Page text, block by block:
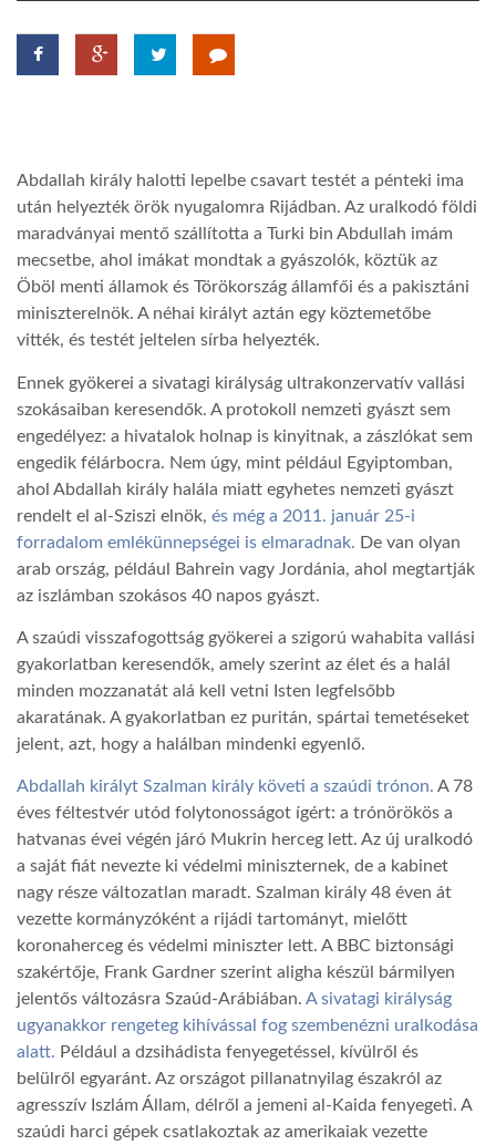
Abdallah király halotti lepelbe csavart testét a pénteki ima
után helyezték örök nyugalomra Rijádban. Az uralkodó földi
maradványai mentő szállította a Turki bin Abdullah imám
mecsetbe, ahol imákat mondtak a gyászolók, köztük az
Öböl menti államok és Törökország államfői és a pakisztáni
miniszterelnök. A néhai királyt aztán egy köztemetőbe
vitték, és testét jeltelen sírba helyezték.
Ennek gyökerei a sivatagi királyság ultrakonzervatív vallási
szokásaiban keresendők. A protokoll nemzeti gyászt sem
engedélyez: a hivatalok holnap is kinyitnak, a zászlókat sem
engedik félárbocra. Nem úgy, mint például Egyiptomban,
ahol Abdallah király halála miatt egyhetes nemzeti gyászt
rendelt el al-Sziszi elnök, és még a 2011. január 25-i
forradalom emlékünnepségei is elmaradnak. De van olyan
arab ország, például Bahrein vagy Jordánia, ahol megtartják
az iszlámban szokásos 40 napos gyászt.
A szaúdi visszafogottság gyökerei a szigorú wahabita vallási
gyakorlatban keresendők, amely szerint az élet és a halál
minden mozzanatát alá kell vetni Isten legfelsőbb
akaratának. A gyakorlatban ez puritán, spártai temetéseket
jelent, azt, hogy a halálban mindenki egyenlő.
Abdallah királyt Szalman király követi a szaúdi trónon. A 78
éves féltestvér utód folytonosságot ígért: a trónörökös a
hatvanas évei végén járó Mukrin herceg lett. Az új uralkodó
a saját fiát nevezte ki védelmi miniszternek, de a kabinet
nagy része változatlan maradt. Szalman király 48 éven át
vezette kormányzóként a rijádi tartományt, mielőtt
koronaherceg és védelmi miniszter lett. A BBC biztonsági
szakértője, Frank Gardner szerint aligha készül bármilyen
jelentős változásra Szaúd-Arábiában. A sivatagi királyság
ugyanakkor rengeteg kihívással fog szembenézni uralkodása
alatt. Például a dzsihádista fenyegetéssel, kívülről és
belülről egyaránt. Az országot pillanatnyilag északról az
agresszív Iszlám Állam, délről a jemeni al-Kaida fenyegeti. A
szaúdi harci gépek csatlakoztak az amerikaiak vezette